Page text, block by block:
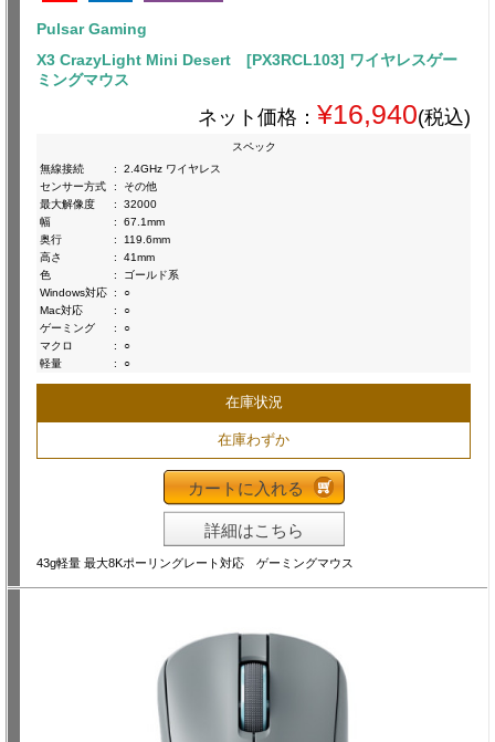
Pulsar Gaming
X3 CrazyLight Mini Desert [PX3RCL103] ワイヤレスゲー
ミングマウス
ネット価格： ¥16,940(税込)
スペック
無線接続
:
2.4GHz ワイヤレス
センサー方式
:
その他
最大解像度
:
32000
幅
:
67.1mm
奥行
:
119.6mm
高さ
:
41mm
色
:
ゴールド系
Windows対応 :
○
Mac対応
:
○
ゲーミング
:
○
マクロ
:
○
軽量
: ○
在庫状況
在庫わずか
カートに入れる
詳細はこちら
43g軽量 最大8Kポーリングレート対応 ゲーミングマウス